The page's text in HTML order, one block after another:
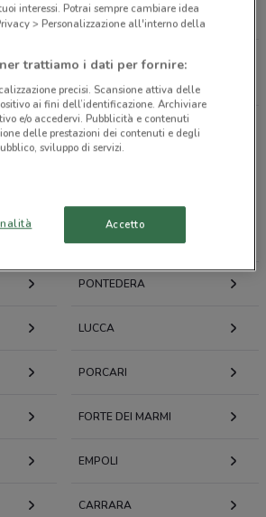
Tutti i negozi Ehiweb
PISA
PONTEDERA
LUCCA
PORCARI
FORTE DEI MARMI
EMPOLI
CARRARA
interessi. Potrai sempre cambiare idea
> Personalizzazione all'interno della
trattiamo i dati per fornire:
precisi. Scansione attiva delle
ai fini dell’identificazione. Archiviare
e/o accedervi. Pubblicità e contenuti
delle prestazioni dei contenuti e degli
sviluppo di servizi.
Accetto